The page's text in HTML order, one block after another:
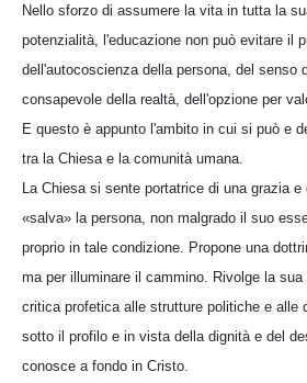
Nello sforzo di assumere la vita in tutta la
potenzialità, l'educazione non può evitare il
dell'autocoscienza della persona, del senso
consapevole della realtà, dell'opzione per
E questo è appunto l'ambito in cui si può e
tra la Chiesa e la comunità umana.
La Chiesa si sente portatrice di una grazia e
«salva» la persona, non malgrado il suo
proprio in tale condizione. Propone una
ma per illuminare il cammino. Rivolge la
critica profetica alle strutture politiche e alle
sotto il profilo e in vista della dignità e del
conosce a fondo in Cristo.